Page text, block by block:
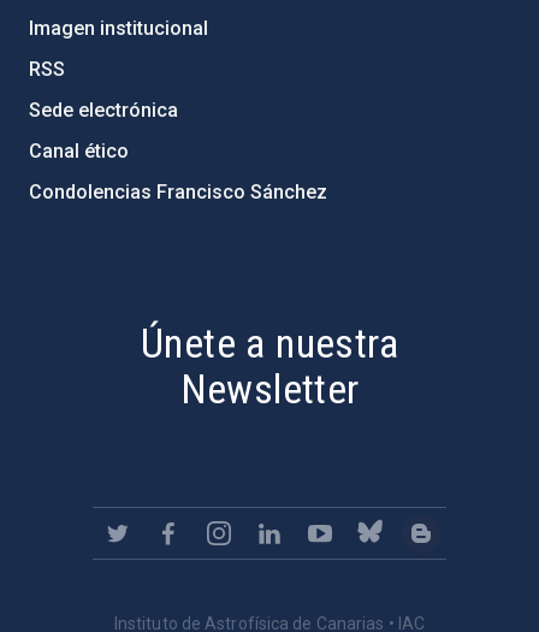
Imagen institucional
RSS
Sede electrónica
Canal ético
Condolencias Francisco Sánchez
Únete a nuestra
Newsletter
Instituto de Astrofísica de Canarias • IAC